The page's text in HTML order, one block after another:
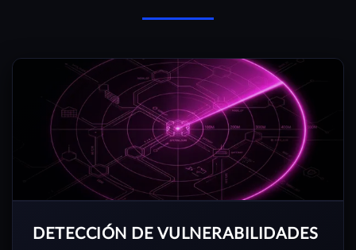
DETECCIÓN DE VULNERABILIDADES